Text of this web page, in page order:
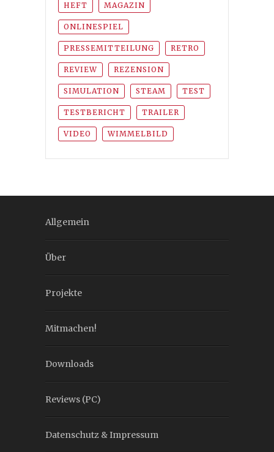
HEFT MAGAZIN
ONLINESPIEL
PRESSEMITTEILUNG RETRO
REVIEW REZENSION
SIMULATION STEAM TEST
TESTBERICHT TRAILER
VIDEO WIMMELBILD
Allgemein
Über
Projekte
Mitmachen!
Downloads
Reviews (PC)
Datenschutz & Impressum